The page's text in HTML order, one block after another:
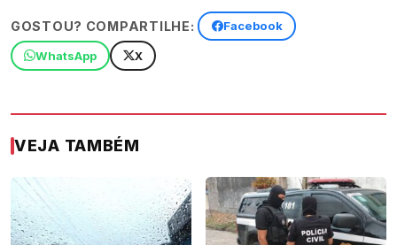
GOSTOU? COMPARTILHE: Facebook
WhatsApp X
VEJA TAMBÉM